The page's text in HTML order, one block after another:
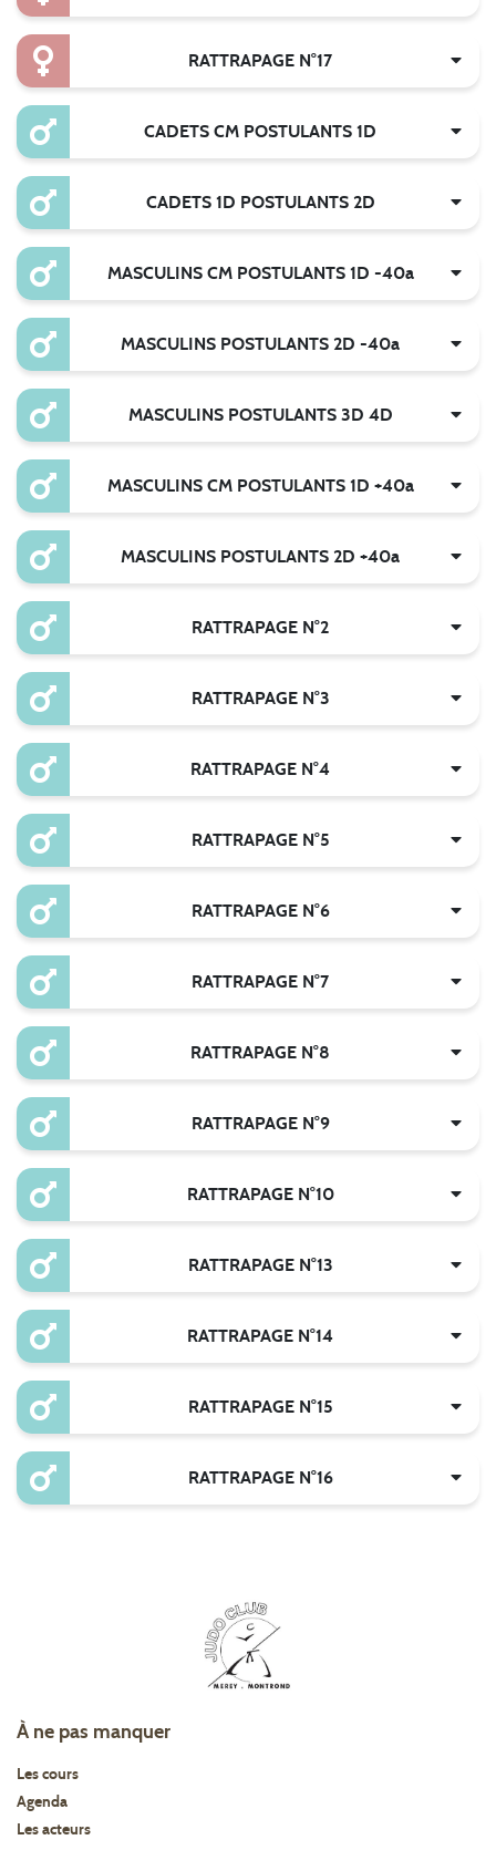
RATTRAPAGE N°17
CADETS CM POSTULANTS 1D
CADETS 1D POSTULANTS 2D
MASCULINS CM POSTULANTS 1D -40a
MASCULINS POSTULANTS 2D -40a
MASCULINS POSTULANTS 3D 4D
MASCULINS CM POSTULANTS 1D +40a
MASCULINS POSTULANTS 2D +40a
RATTRAPAGE N°2
RATTRAPAGE N°3
RATTRAPAGE N°4
RATTRAPAGE N°5
RATTRAPAGE N°6
RATTRAPAGE N°7
RATTRAPAGE N°8
RATTRAPAGE N°9
RATTRAPAGE N°10
RATTRAPAGE N°13
RATTRAPAGE N°14
RATTRAPAGE N°15
RATTRAPAGE N°16
À ne pas manquer
Les cours
Agenda
Les acteurs